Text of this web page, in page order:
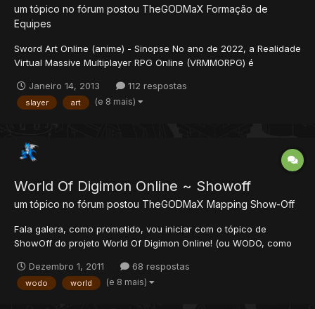
um tópico no fórum postou TheGODMaX Formação de
Equipes
Sword Art Online (anime) - Sinopse No ano de 2022, a Realidade
Virtual Massive Multiplayer RPG Online (VRMMORPG) é
lançado. Com o equipamento Nerve Gear, um capacete de
realidade virtual que estimula no usuário os cinco sentidos
Janeiro 14, 2013 112 respostas
slayer art (e 8 mais)
World Of Digimon Online ~ Showoff
um tópico no fórum postou TheGODMaX Mapping Show-Off
Fala galera, como prometido, vou iniciar com o tópico de
ShowOff do projeto World Of Digimon Online! (ou WODO, como
semana, mostrando sempre um digimon novo, e uma parte do
mapa. Irei atualizar este tópico somente com 3 imagens para
Dezembro 1, 2011 68 respostas
wodo world (e 8 mais)